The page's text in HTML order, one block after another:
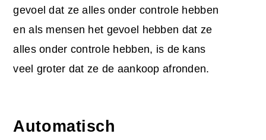
gevoel dat ze alles onder controle hebben
en als mensen het gevoel hebben dat ze
alles onder controle hebben, is de kans
veel groter dat ze de aankoop afronden.
Automatisch